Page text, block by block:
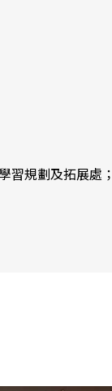
習規劃及拓展處